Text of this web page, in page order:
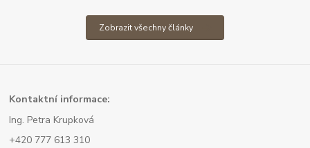
Zobrazit všechny články
Kontaktní informace:
Ing. Petra Krupková
+420 777 613 310